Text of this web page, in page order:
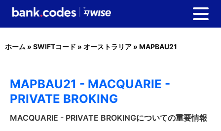
ホーム » SWIFTコード » オーストラリア » MAPBAU21
MAPBAU21 - MACQUARIE -
PRIVATE BROKING
MACQUARIE - PRIVATE BROKINGについての重要情報